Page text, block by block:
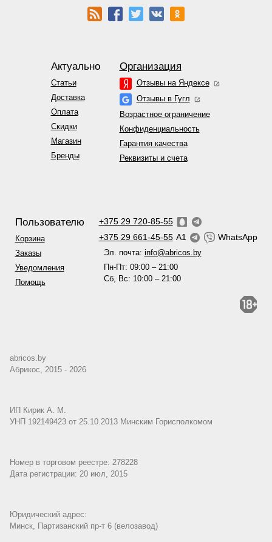
Актуально
Статьи
Доставка
Оплата
Скидки
Магазин
Бренды
Организация
Отзывы на Яндексе
Отзывы в Гугл
Возрастное ограничение
Конфиденциальность
Гарантия качества
Реквизиты и счета
Пользователю
Корзина
Заказы
Уведомления
Помощь
+375 29 720-85-55
+375 29 661-45-55 A1 WhatsApp
Эл. почта: info@abricos.by
Пн-Пт: 09:00 – 21:00
Сб, Вс: 10:00 – 21:00
abricos.by
Абрикос, 2015 - 2026
ИП Кирик А. М.
УНП 192149423 от 25.10.2013 Минским Горисполкомом
Номер в торговом реестре: 278228
Дата регистрации: 20 июл, 2015
Юридический адрес:
Минск, Партизанский пр-т 6 (велозавод)